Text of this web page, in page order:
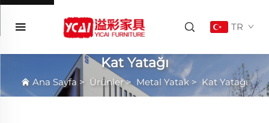
TR
Kat Yatağı
Ana Sayfa > Ürünler> Metal Yatak > Kat Yatağı